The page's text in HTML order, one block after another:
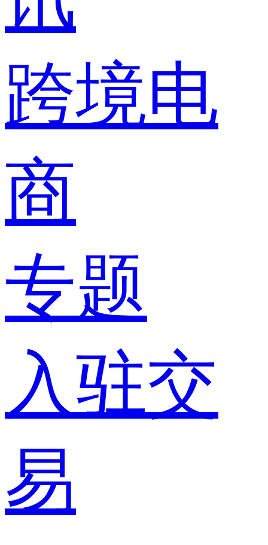
跨境电
商
专题
入驻交
易